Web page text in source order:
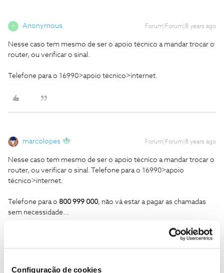
Configuração de cookies
A Anonymous Forum|Forum|8 years ago
Nesse caso tem mesmo de ser o apoio técnico a mandar trocar o
router, ou verificar o sinal.
Telefone para o 16990>apoio técnico>internet.
marcolopes Forum|Forum|8 years ago
Nesse caso tem mesmo de ser o apoio técnico a mandar trocar o
router, ou verificar o sinal. Telefone para o 16990>apoio
técnico>internet.
Telefone para o 800 999 000, não vá estar a pagar as chamadas
sem necessidade...